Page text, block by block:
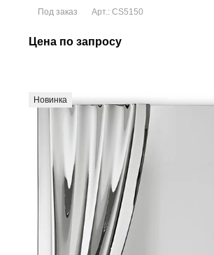
Под заказ Арт.: CS5150
Цена по запросу
Новинка